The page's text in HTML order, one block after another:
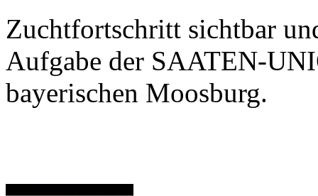
Zuchtfortschritt sichtbar
Aufgabe der SAATEN-
bayerischen Moosburg.